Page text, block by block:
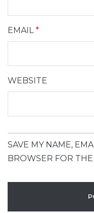
EMAIL*
WEBSITE
SAVE MY NAME,
BROWSER FOR